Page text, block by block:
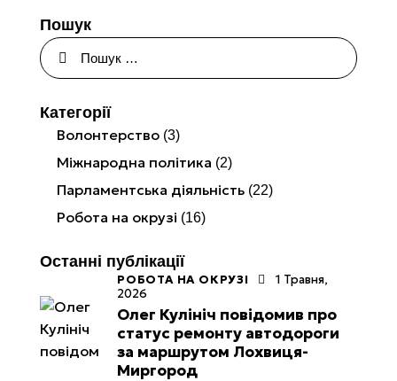
Пошук
Категорії
Волонтерство (3)
Міжнародна політика (2)
Парламентська діяльність (22)
Робота на окрузі (16)
Останні публікації
РОБОТА НА ОКРУЗІ
1 Травня,
2026
Олег Кулініч повідомив про
статус ремонту автодороги
за маршрутом Лохвиця-
Миргород